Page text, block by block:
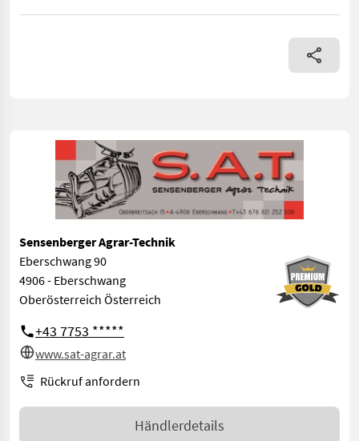
Neue Ballenspieße mit klappbarem Zinkenschutz -komplett
Sensenberger Agrar-Technik
Eberschwang 90
4906 - Eberschwang
Oberösterreich Österreich
+43 7753 *****
www.sat-agrar.at
Rückruf anfordern
Händlerdetails